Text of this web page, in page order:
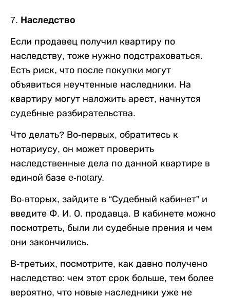
7. Наследство
Если продавец получил квартиру по
наследству, тоже нужно подстраховаться.
Есть риск, что после покупки могут
объявиться неучтенные наследники. На
квартиру могут наложить арест, начнутся
судебные разбирательства.
Что делать? Во-первых, обратитесь к
нотариусу, он может проверить
наследственные дела по данной квартире в
единой базе e-notary.
Во-вторых, зайдите в “Судебный кабинет” и
введите Ф. И. О. продавца. В кабинете можно
посмотреть, были ли судебные прения и чем
они закончились.
В-третьих, посмотрите, как давно получено
наследство: чем этот срок больше, тем более
вероятно, что новые наследники уже не